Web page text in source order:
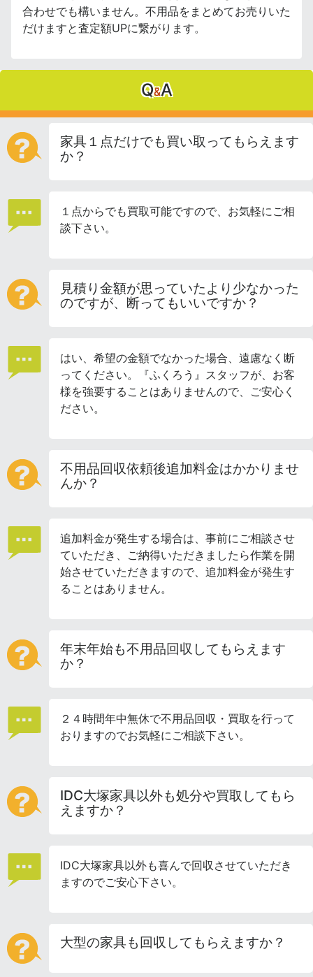
合わせでも構いません。不用品をまとめてお売りいた
だけますと査定額UPに繋がります。
Q&A
家具１点だけでも買い取ってもらえます
か？
１点からでも買取可能ですので、お気軽にご相
談下さい。
見積り金額が思っていたより少なかった
のですが、断ってもいいですか？
はい、希望の金額でなかった場合、遠慮なく断
ってください。『ふくろう』スタッフが、お客
様を強要することはありませんので、ご安心く
ださい。
不用品回収依頼後追加料金はかかりませ
んか？
追加料金が発生する場合は、事前にご相談させ
ていただき、ご納得いただきましたら作業を開
始させていただきますので、追加料金が発生す
ることはありません。
年末年始も不用品回収してもらえます
か？
２４時間年中無休で不用品回収・買取を行って
おりますのでお気軽にご相談下さい。
IDC大塚家具以外も処分や買取してもら
えますか？
IDC大塚家具以外も喜んで回収させていただき
ますのでご安心下さい。
大型の家具も回収してもらえますか？